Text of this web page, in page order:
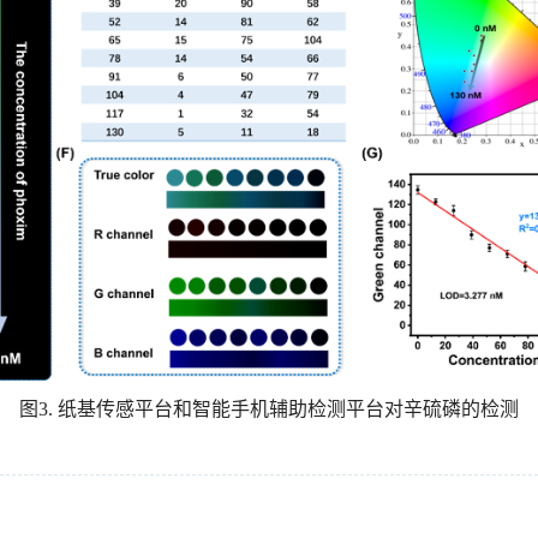
图3. 纸基传感平台和智能手机辅助检测平台对辛硫磷的检测